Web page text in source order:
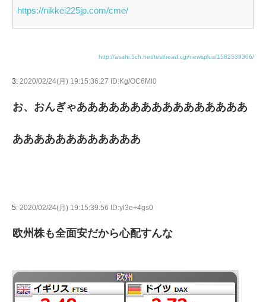
https://nikkei225jp.com/cme/
http://asahi.5ch.net/test/read.cgi/newsplus/1582539306/
3: 2020/02/24(月) 19:15:36.27 ID:Kg/OC6Ml0
お、おんぎゃああああああああああああああああ
ああああああああああああ
5: 2020/02/24(月) 19:15:39.56 ID:yl3e+4gs0
欧州株も全面安だから心配すんな